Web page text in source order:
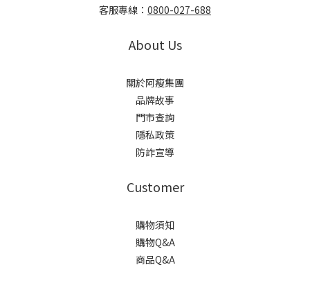
客服專線： 0800-027-688
About Us
關於阿瘦集團
品牌故事
門市查詢
隱私政策
防詐宣導
Customer
購物須知
購物Q&A
商品Q&A